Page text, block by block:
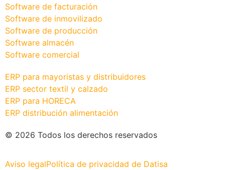
Software de facturación
Software de inmovilizado
Software de producción
Software almacén
Software comercial
ERP para mayoristas y distribuidores
ERP sector textil y calzado
ERP para HORECA
ERP distribución alimentación
© 2026 Todos los derechos reservados
Aviso legalPolítica de privacidad de Datisa